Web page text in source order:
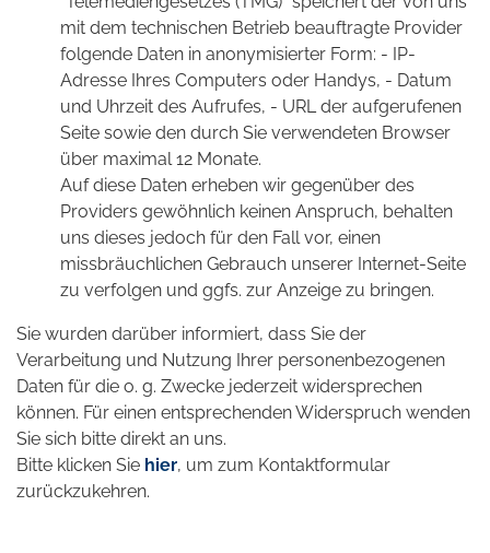
mit dem technischen Betrieb beauftragte Provider
folgende Daten in anonymisierter Form: - IP-
Adresse Ihres Computers oder Handys, - Datum
und Uhrzeit des Aufrufes, - URL der aufgerufenen
Seite sowie den durch Sie verwendeten Browser
über maximal 12 Monate.
Auf diese Daten erheben wir gegenüber des
Providers gewöhnlich keinen Anspruch, behalten
uns dieses jedoch für den Fall vor, einen
missbräuchlichen Gebrauch unserer Internet-Seite
zu verfolgen und ggfs. zur Anzeige zu bringen.
Sie wurden darüber informiert, dass Sie der
Verarbeitung und Nutzung Ihrer personenbezogenen
Daten für die o. g. Zwecke jederzeit widersprechen
können. Für einen entsprechenden Widerspruch wenden
Sie sich bitte direkt an uns.
Bitte klicken Sie hier, um zum Kontaktformular
zurückzukehren.